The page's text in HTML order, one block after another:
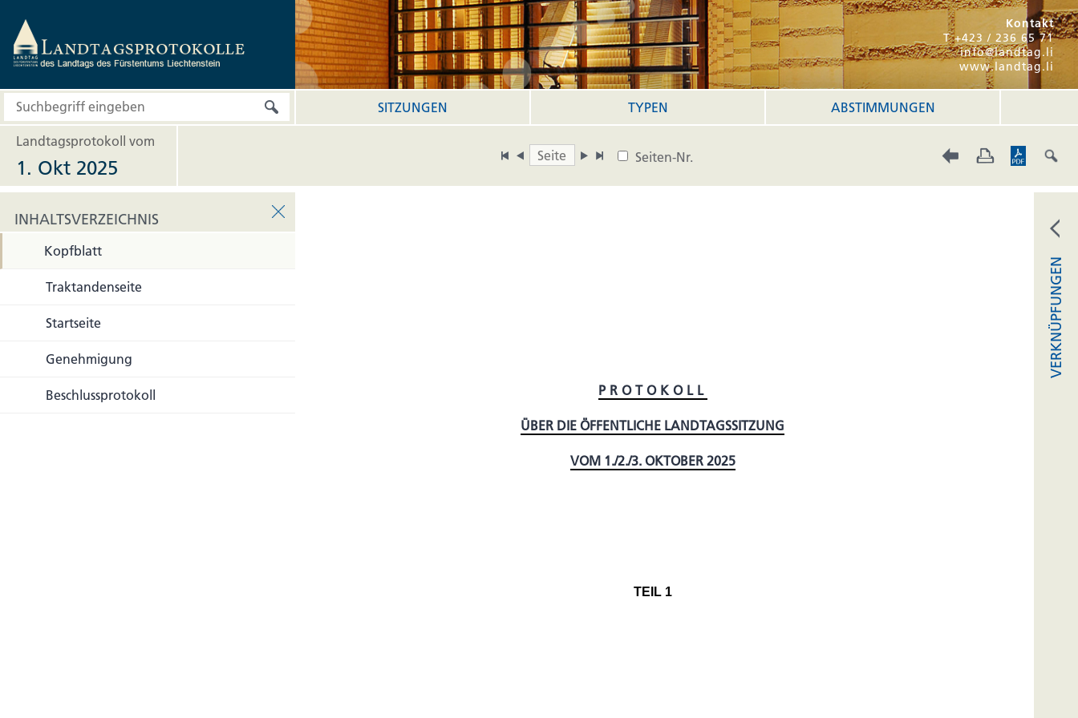
Kontakt
T +423 / 236 65 71
info@landtag.li
www.landtag.li
SITZUNGEN TYPEN ABSTIMMUNGEN
Landtagsprotokoll vom
Seiten-Nr.
1. Okt 2025
INHALTSVERZEICHNIS
Kopfblatt
Traktandenseite
Startseite
Genehmigung
Beschlussprotokoll PROTOKOLL
ÜBER DIE ÖFFENTLICHE LANDTAGSSITZUNG
VOM 1./2./3. OKTOBER 2025
TEIL 1
VERKNÜPFUNGEN